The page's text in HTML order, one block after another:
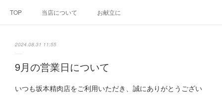
TOP 当店について お献立に
2024.08.31 11:55
9月の営業日について
いつも坂本精肉店をご利用いただき、誠にありがとうござい